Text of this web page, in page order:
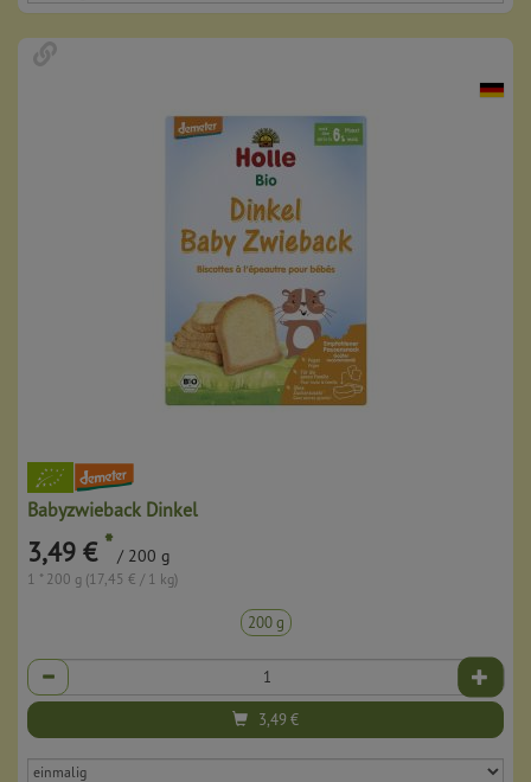
Babyzwieback Dinkel
3,49 € * / 200 g
1 * 200 g (17,45 € / 1 kg)
200 g
Anzahl
3,49€